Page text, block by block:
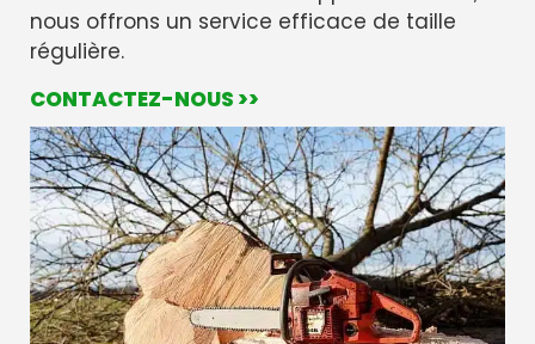
nous offrons un service efficace de taille
régulière.
CONTACTEZ-NOUS >>